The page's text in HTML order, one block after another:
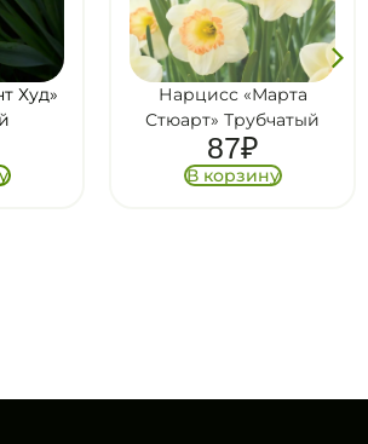
Худ»
Нарцисс «Марта
Стюарт» Трубчатый
87₽
В корзину